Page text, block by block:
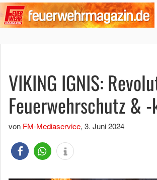
VIKING IGNIS:
Feuerwehrschutz &
von FM-Mediaservice, 3. Juni 2024